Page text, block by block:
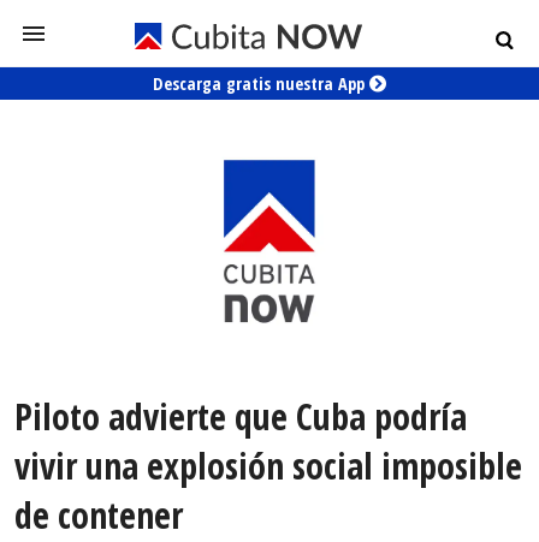
Descarga gratis nuestra App
Piloto advierte que Cuba podría
vivir una explosión social imposible
de contener